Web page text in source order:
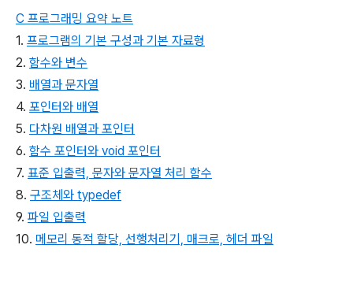
C 프로그래밍 요약 노트
1. 프로그램의 기본 구성과 기본 자료형
2. 함수와 변수
3. 배열과 문자열
4. 포인터와 배열
5. 다차원 배열과 포인터
6. 함수 포인터와 void 포인터
7. 표준 입출력, 문자와 문자열 처리 함수
8. 구조체와 typedef
9. 파일 입출력
10. 메모리 동적 할당, 선행처리기, 매크로, 헤더 파일